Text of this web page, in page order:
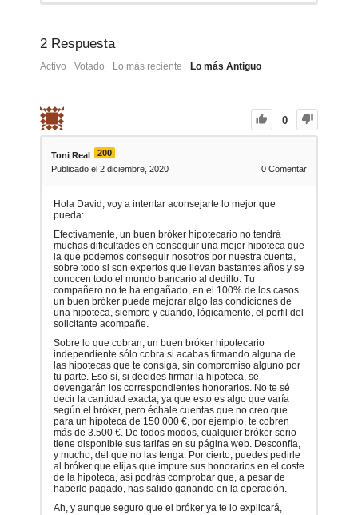
2 Respuesta
Activo Votado Lo más reciente Lo más Antiguo
0
Toni Real
200
Publicado el 2 diciembre, 2020
0 Comentar
Hola David, voy a intentar aconsejarte lo mejor que
pueda:
Efectivamente, un buen bróker hipotecario no tendrá
muchas dificultades en conseguir una mejor hipoteca que
la que podemos conseguir nosotros por nuestra cuenta,
sobre todo si son expertos que llevan bastantes años y se
conocen todo el mundo bancario al dedillo. Tu
compañero no te ha engañado, en el 100% de los casos
un buen bróker puede mejorar algo las condiciones de
una hipoteca, siempre y cuando, lógicamente, el perfil del
solicitante acompañe.
Sobre lo que cobran, un buen bróker hipotecario
independiente sólo cobra si acabas firmando alguna de
las hipotecas que te consiga, sin compromiso alguno por
tu parte. Eso sí, si decides firmar la hipoteca, se
devengarán los correspondientes honorarios. No te sé
decir la cantidad exacta, ya que esto es algo que varía
según el bróker, pero échale cuentas que no creo que
para un hipoteca de 150.000 €, por ejemplo, te cobren
más de 3.500 €. De todos modos, cualquier bróker serio
tiene disponible sus tarifas en su página web. Desconfía,
y mucho, del que no las tenga. Por cierto, puedes pedirle
al bróker que elijas que impute sus honorarios en el coste
de la hipoteca, así podrás comprobar que, a pesar de
haberle pagado, has salido ganando en la operación.
Ah, y aunque seguro que el bróker ya te lo explicará,